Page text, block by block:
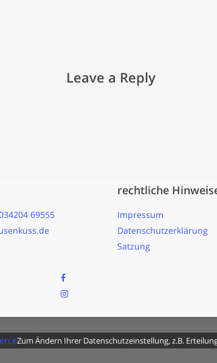
Leave a Reply
69555
rechtliche
Impressum
Datenschutzerklärung
Satzung
facebook
instagram
Zum Ändern Ihrer Datenschutzeinstellung, z.B.